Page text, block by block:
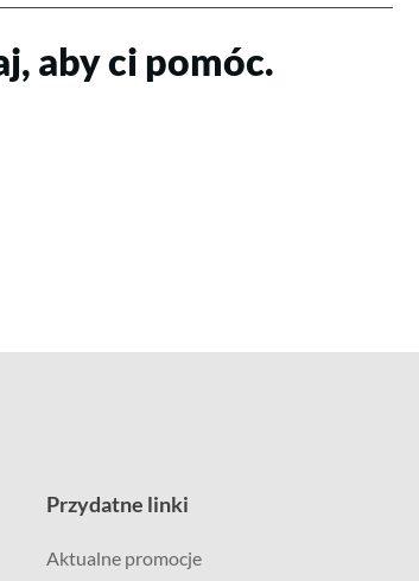
aby ci pomóc.
Przydatne linki
Aktualne promocje